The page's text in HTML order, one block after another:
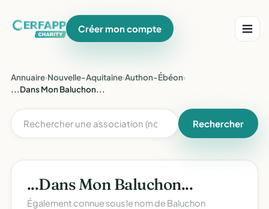
Créer mon compte
Annuaire›Nouvelle-Aquitaine›Authon-Ébéon›
...Dans Mon Baluchon...
Rechercher
...Dans Mon Baluchon...
Également connue sous le nom de Baluchon